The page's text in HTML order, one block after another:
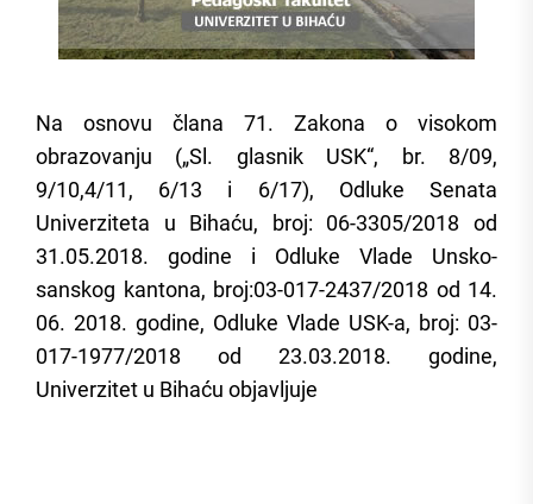
Na osnovu člana 71. Zakona o visokom
obrazovanju („Sl. glasnik USK“, br. 8/09,
9/10,4/11, 6/13 i 6/17), Odluke Senata
Univerziteta u Bihaću, broj: 06-3305/2018 od
31.05.2018. godine i Odluke Vlade Unsko-
sanskog kantona, broj:03-017-2437/2018 od 14.
06. 2018. godine, Odluke Vlade USK-a, broj: 03-
017-1977/2018 od 23.03.2018. godine,
Univerzitet u Bihaću objavljuje